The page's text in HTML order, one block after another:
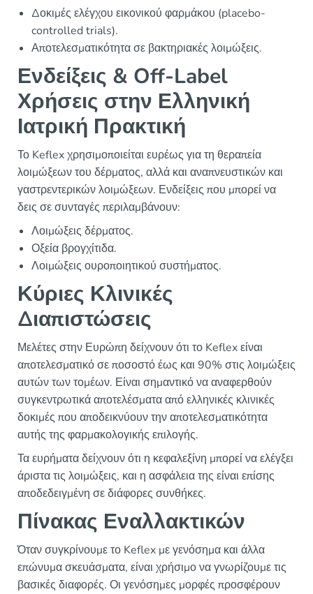
Δοκιμές ελέγχου εικονικού φαρμάκου (placebo-
controlled trials).
Αποτελεσματικότητα σε βακτηριακές λοιμώξεις.
Ενδείξεις & Off-Label
Χρήσεις στην Ελληνική
Ιατρική Πρακτική
Το Keflex χρησιμοποιείται ευρέως για τη θεραπεία
λοιμώξεων του δέρματος, αλλά και αναπνευστικών και
γαστρεντερικών λοιμώξεων. Ενδείξεις που μπορεί να
δεις σε συνταγές περιλαμβάνουν:
Λοιμώξεις δέρματος.
Οξεία βρογχίτιδα.
Λοιμώξεις ουροποιητικού συστήματος.
Κύριες Κλινικές
Διαπιστώσεις
Μελέτες στην Ευρώπη δείχνουν ότι το Keflex είναι
αποτελεσματικό σε ποσοστό έως και 90% στις λοιμώξεις
αυτών των τομέων. Είναι σημαντικό να αναφερθούν
συγκεντρωτικά αποτελέσματα από ελληνικές κλινικές
δοκιμές που αποδεικνύουν την αποτελεσματικότητα
αυτής της φαρμακολογικής επιλογής.
Τα ευρήματα δείχνουν ότι η κεφαλεξίνη μπορεί να ελέγξει
άριστα τις λοιμώξεις, και η ασφάλεια της είναι επίσης
αποδεδειγμένη σε διάφορες συνθήκες.
Πίνακας Εναλλακτικών
Όταν συγκρίνουμε το Keflex με γενόσημα και άλλα
επώνυμα σκευάσματα, είναι χρήσιμο να γνωρίζουμε τις
βασικές διαφορές. Οι γενόσημες μορφές προσφέρουν